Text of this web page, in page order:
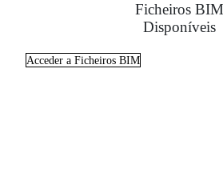
Ficheiros BIM
Disponíveis
Acceder a Ficheiros BIM